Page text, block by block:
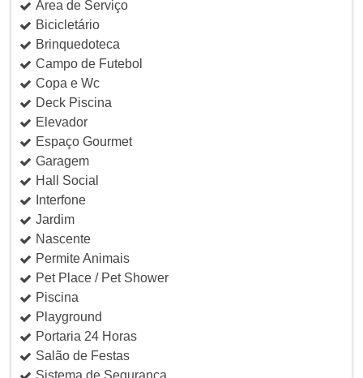
Área de Serviço
Bicicletário
Brinquedoteca
Campo de Futebol
Copa e Wc
Deck Piscina
Elevador
Espaço Gourmet
Garagem
Hall Social
Interfone
Jardim
Nascente
Permite Animais
Pet Place / Pet Shower
Piscina
Playground
Portaria 24 Horas
Salão de Festas
Sistema de Segurança